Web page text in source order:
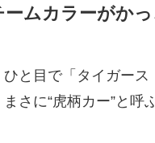
ムカラーがかっ
と目で「タイガー
さに“虎柄カー”と呼